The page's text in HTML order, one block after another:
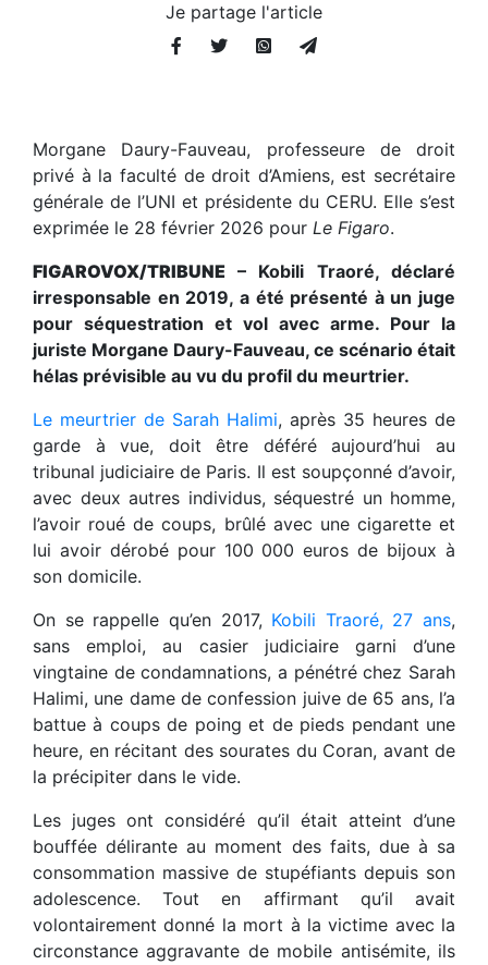
Je partage l'article
Morgane Daury-Fauveau, professeure de droit
privé à la faculté de droit d’Amiens, est secrétaire
générale de l’UNI et présidente du CERU. Elle s’est
exprimée le 28 février 2026 pour Le Figaro.
FIGAROVOX/TRIBUNE – Kobili Traoré, déclaré
irresponsable en 2019, a été présenté à un juge
pour séquestration et vol avec arme. Pour la
juriste Morgane Daury-Fauveau, ce scénario était
hélas prévisible au vu du profil du meurtrier.
Le meurtrier de Sarah Halimi, après 35 heures de
garde à vue, doit être déféré aujourd’hui au
tribunal judiciaire de Paris. Il est soupçonné d’avoir,
avec deux autres individus, séquestré un homme,
l’avoir roué de coups, brûlé avec une cigarette et
lui avoir dérobé pour 100 000 euros de bijoux à
son domicile.
On se rappelle qu’en 2017, Kobili Traoré, 27 ans,
sans emploi, au casier judiciaire garni d’une
vingtaine de condamnations, a pénétré chez Sarah
Halimi, une dame de confession juive de 65 ans, l’a
battue à coups de poing et de pieds pendant une
heure, en récitant des sourates du Coran, avant de
la précipiter dans le vide.
Les juges ont considéré qu’il était atteint d’une
bouffée délirante au moment des faits, due à sa
consommation massive de stupéfiants depuis son
adolescence. Tout en affirmant qu’il avait
volontairement donné la mort à la victime avec la
circonstance aggravante de mobile antisémite, ils